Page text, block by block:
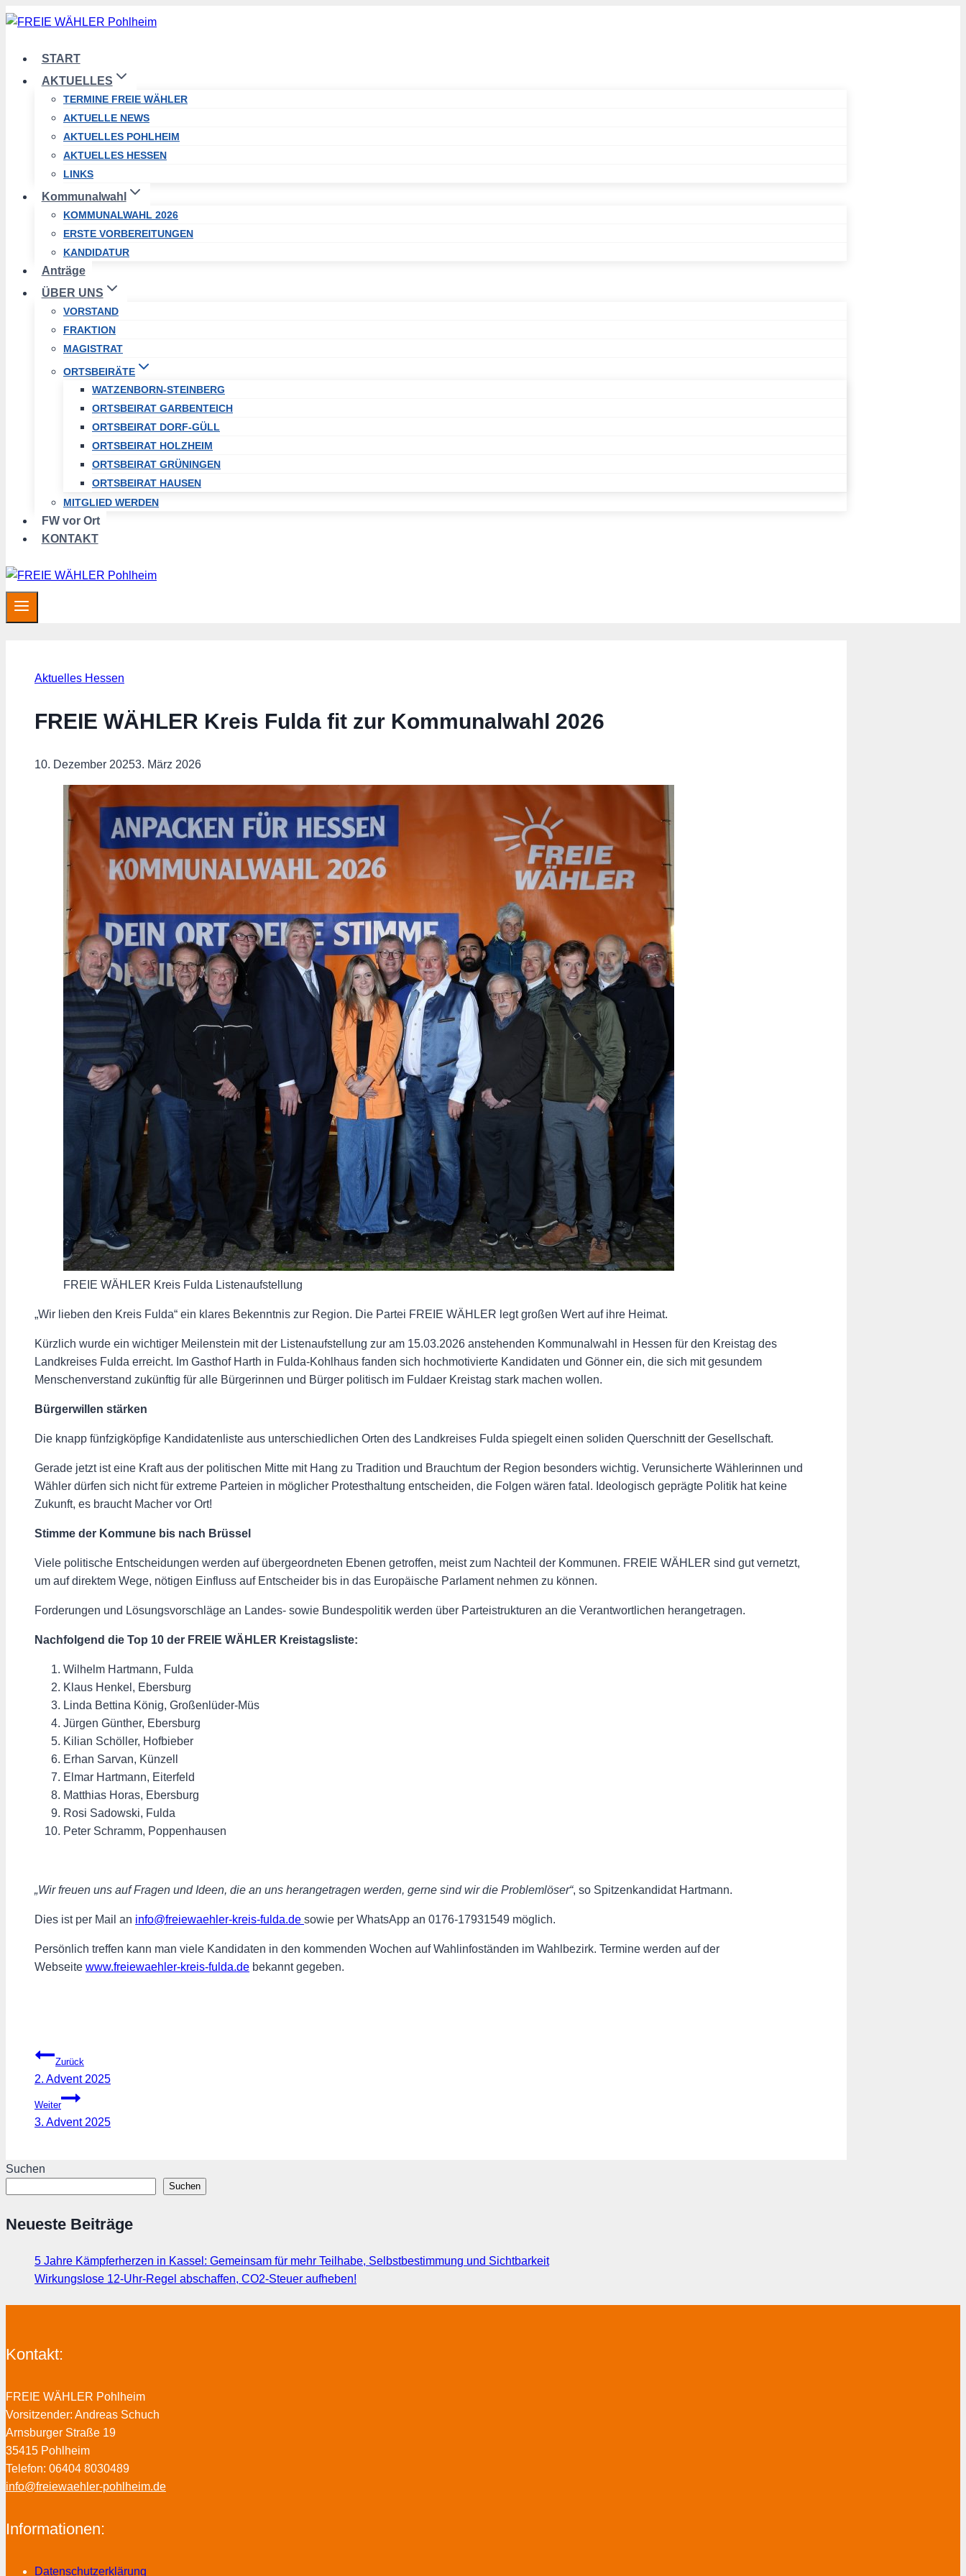
Zum
START
AKTUELLES
TERMINE FREIE WÄHLER
AKTUELLE NEWS
AKTUELLES POHLHEIM
AKTUELLES HESSEN
LINKS
Kommunalwahl
KOMMUNALWAHL 2026
ERSTE VORBEREITUNGEN
KANDIDATUR
Anträge
ÜBER UNS
VORSTAND
FRAKTION
MAGISTRAT
ORTSBEIRÄTE
WATZENBORN-STEINBERG
ORTSBEIRAT GARBENTEICH
ORTSBEIRAT DORF-GÜLL
ORTSBEIRAT HOLZHEIM
ORTSBEIRAT GRÜNINGEN
ORTSBEIRAT HAUSEN
MITGLIED WERDEN
FW vor Ort
KONTAKT
Aktuelles Hessen
FREIE WÄHLER Kreis Fulda fit zur Kommunalwahl 2026
10. Dezember 20253. März 2026
FREIE WÄHLER Kreis Fulda Listenaufstellung
„Wir lieben den Kreis Fulda“ ein klares Bekenntnis zur Region. Die Partei FREIE WÄHLER legt großen Wert auf ihre Heimat.
Kürzlich wurde ein wichtiger Meilenstein mit der Listenaufstellung zur am 15.03.2026 anstehenden Kommunalwahl in Hessen für den Kreistag des
Landkreises Fulda erreicht. Im Gasthof Harth in Fulda-Kohlhaus fanden sich hochmotivierte Kandidaten und Gönner ein, die sich mit gesundem
Menschenverstand zukünftig für alle Bürgerinnen und Bürger politisch im Fuldaer Kreistag stark machen wollen.
Bürgerwillen stärken
Die knapp fünfzigköpfige Kandidatenliste aus unterschiedlichen Orten des Landkreises Fulda spiegelt einen soliden Querschnitt der Gesellschaft.
Gerade jetzt ist eine Kraft aus der politischen Mitte mit Hang zu Tradition und Brauchtum der Region besonders wichtig. Verunsicherte Wählerinnen und
Wähler dürfen sich nicht für extreme Parteien in möglicher Protesthaltung entscheiden, die Folgen wären fatal. Ideologisch geprägte Politik hat keine
Zukunft, es braucht Macher vor Ort!
Stimme der Kommune bis nach Brüssel
Viele politische Entscheidungen werden auf übergeordneten Ebenen getroffen, meist zum Nachteil der Kommunen. FREIE WÄHLER sind gut vernetzt,
um auf direktem Wege, nötigen Einfluss auf Entscheider bis in das Europäische Parlament nehmen zu können.
Forderungen und Lösungsvorschläge an Landes- sowie Bundespolitik werden über Parteistrukturen an die Verantwortlichen herangetragen.
Nachfolgend die Top 10 der FREIE WÄHLER Kreistagsliste:
Wilhelm Hartmann, Fulda
Klaus Henkel, Ebersburg
Linda Bettina König, Großenlüder-Müs
Jürgen Günther, Ebersburg
Kilian Schöller, Hofbieber
Erhan Sarvan, Künzell
Elmar Hartmann, Eiterfeld
Matthias Horas, Ebersburg
Rosi Sadowski, Fulda
Peter Schramm, Poppenhausen
„Wir freuen uns auf Fragen und Ideen, die an uns herangetragen werden, gerne sind wir die Problemlöser“, so Spitzenkandidat Hartmann.
Dies ist per Mail an info@freiewaehler-kreis-fulda.de sowie per WhatsApp an 0176-17931549 möglich.
Persönlich treffen kann man viele Kandidaten in den kommenden Wochen auf Wahlinfoständen im Wahlbezirk. Termine werden auf der
Webseite www.freiewaehler-kreis-fulda.de bekannt gegeben.
Beitragsnavigation
Zurück
2. Advent 2025
Weiter
3. Advent 2025
Suchen
Suchen
Neueste Beiträge
5 Jahre Kämpferherzen in Kassel: Gemeinsam für mehr Teilhabe, Selbstbestimmung und Sichtbarkeit
Wirkungslose 12-Uhr-Regel abschaffen, CO2-Steuer aufheben!
Kontakt:
FREIE WÄHLER Pohlheim
Vorsitzender: Andreas Schuch
Arnsburger Straße 19
35415 Pohlheim
Telefon: 06404 8030489
info@freiewaehler-pohlheim.de
Informationen:
Datenschutzerklärung